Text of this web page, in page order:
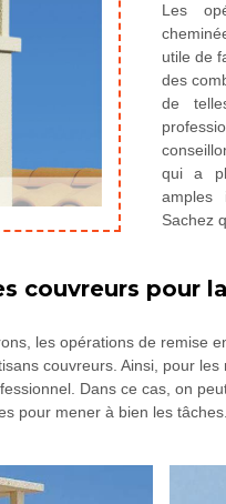
Les
utile de
des
de
qui a
amples
Sachez
couvreurs pour
les opérations de remise
couvreurs. Ainsi, pour
Dans ce cas, on
pour mener à bien les